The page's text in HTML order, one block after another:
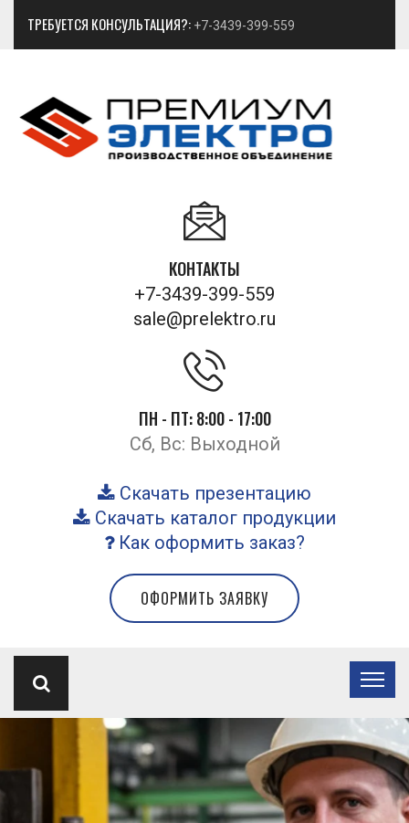
ТРЕБУЕТСЯ КОНСУЛЬТАЦИЯ?: +7-3439-399-559
КОНТАКТЫ
+7-3439-399-559
sale@prelektro.ru
ПН - ПТ: 8:00 - 17:00
Сб, Вс: Выходной
Скачать презентацию
Скачать каталог продукции
Как оформить заказ?
ОФОРМИТЬ ЗАЯВКУ